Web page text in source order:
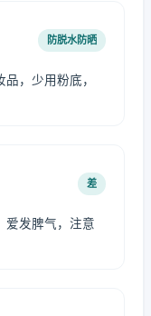
防脱水防晒
，少用粉底，
差
爱发脾气，注意